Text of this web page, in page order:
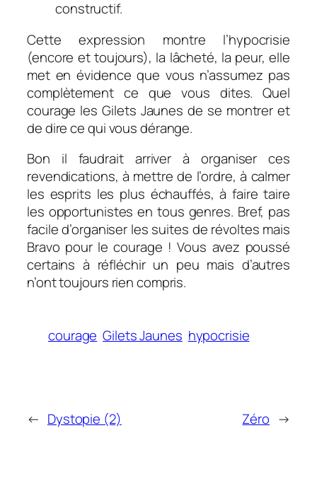
constructif.
Cette expression montre l’hypocrisie
(encore et toujours), la lâcheté, la peur, elle
met en évidence que vous n’assumez pas
complètement ce que vous dites. Quel
courage les Gilets Jaunes de se montrer et
de dire ce qui vous dérange.
Bon il faudrait arriver à organiser ces
revendications, à mettre de l’ordre, à calmer
les esprits les plus échauffés, à faire taire
les opportunistes en tous genres. Bref, pas
facile d’organiser les suites de révoltes mais
Bravo pour le courage ! Vous avez poussé
certains à réfléchir un peu mais d’autres
n’ont toujours rien compris.
courage Gilets Jaunes hypocrisie
← Dystopie (2) Zéro →